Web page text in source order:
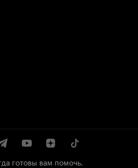
готовы вам помочь.